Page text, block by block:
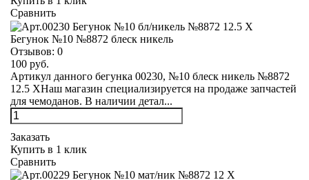
Сравнить
Бегунок №10 №8872 блеск никель
Отзывов: 0
100 руб.
Артикул данного бегунка 00230, №10 блеск никель №8872
12.5 XНаш магазин специализируется на продаже запчастей
для чемоданов. В наличии детал...
Заказать
Купить в 1 клик
Сравнить